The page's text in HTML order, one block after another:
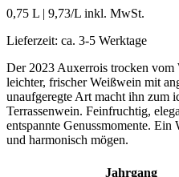
0,75 L | 9,73/L inkl. MwSt.
Lieferzeit: ca. 3-5 Werktage
Der 2023 Auxerrois trocken vom
leichter, frischer Weißwein mit
unaufgeregte Art macht ihn zum
Terrassenwein. Feinfruchtig,
entspannte Genussmomente.
und harmonisch mögen.
Jahrgang